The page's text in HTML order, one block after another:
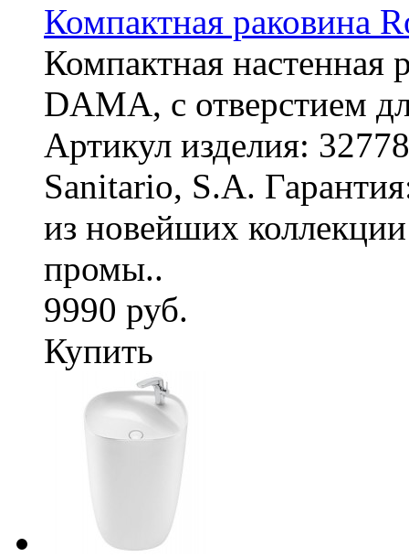
Компактная раковина
Компактная настенная
DAMA, с отверстием
Артикул изделия:
Sanitario, S.A.
из новейших
промы..
9990 руб.
Купить